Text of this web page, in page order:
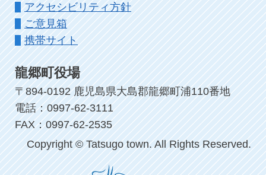
アクセシビリティ方針
ご意見箱
携帯サイト
龍郷町役場
〒894-0192 鹿児島県大島郡龍郷町浦110番地
電話：0997-62-3111
FAX：0997-62-2535
Copyright © Tatsugo town. All Rights Reserved.